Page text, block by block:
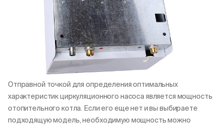
Отправной точкой для определения оптимальных
характеристик циркуляционного насоса является мощность
отопительного котла. Если его еще нет и вы выбираете
подходящую модель, необходимую мощность можно